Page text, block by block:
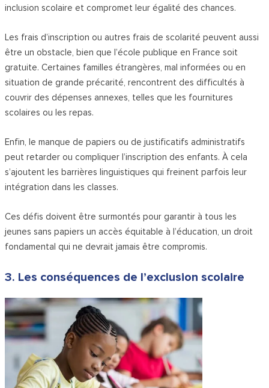
inclusion scolaire et compromet leur égalité des chances.
Les frais d’inscription ou autres frais de scolarité peuvent aussi
être un obstacle, bien que l’école publique en France soit
gratuite. Certaines familles étrangères, mal informées ou en
situation de grande précarité, rencontrent des difficultés à
couvrir des dépenses annexes, telles que les fournitures
scolaires ou les repas.
Enfin, le manque de papiers ou de justificatifs administratifs
peut retarder ou compliquer l’inscription des enfants. À cela
s’ajoutent les barrières linguistiques qui freinent parfois leur
intégration dans les classes.
Ces défis doivent être surmontés pour garantir à tous les
jeunes sans papiers un accès équitable à l’éducation, un droit
fondamental qui ne devrait jamais être compromis.
3. Les conséquences de l’exclusion scolaire